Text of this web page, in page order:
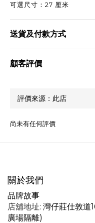
可選尺寸：27 厘米
送貨及付款方式
顧客評價
尚未有任何評價
關於我們
品牌故事
店舖地址: 灣仔莊仕敦道
廣場隔離)